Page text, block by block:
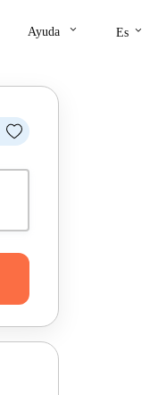
Ayuda keyboard_arrow_down Es keyboard_arrow_down